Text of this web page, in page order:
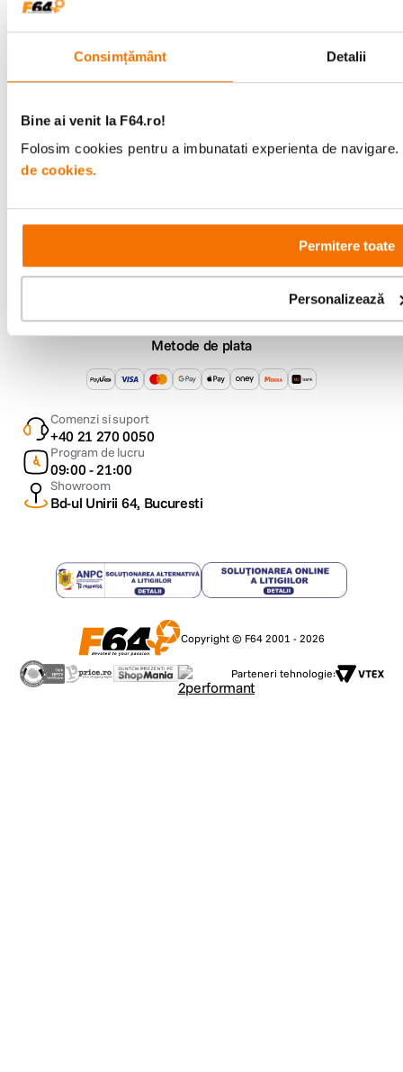
Consimțământ Detalii
Bine ai venit la F64.ro!
Folosim cookies pentru a imbunatati experienta de
de cookies.
Permitere toate
Personalizează
Comenzi si livrare
Suport
Service si garantii
F64 Studio
Metode de plata
Comenzi si suport
+40 21 270 0050
Program de lucru
09:00 - 21:00
Showroom
Bd-ul Unirii 64, Bucuresti
Copyright © F64 2001 - 2026
Parteneri tehnologie: